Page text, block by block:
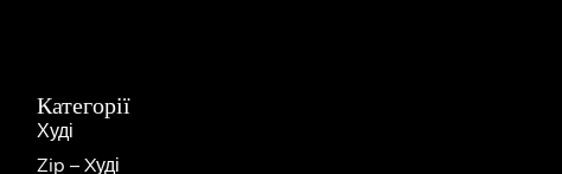
Категорії
Худі
Zip – Xуді